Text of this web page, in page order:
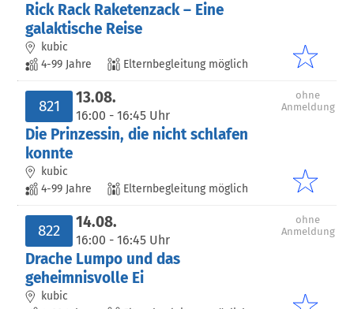
Rick Rack Raketenzack – Eine
galaktische Reise
kubic
4-99 Jahre
Elternbegleitung möglich
13.08.
16:00 - 16:45 Uhr
821
Die Prinzessin, die nicht schlafen
konnte
kubic
4-99 Jahre
Elternbegleitung möglich
ohne
Anmeldung
14.08.
16:00 - 16:45 Uhr
822
Drache Lumpo und das
geheimnisvolle Ei
kubic
ohne
Anmeldung